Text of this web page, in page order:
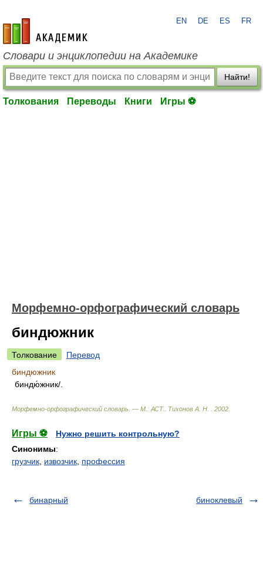
academic.ru
EN DE ES FR
Словари и энциклопедии на Академике
Найти!
Толкования Переводы Книги Игры ⚽
Морфемно-орфографический словарь
биндюжник
Толкование
Перевод
биндюжник
биндю́жник/.
Морфемно-орфографический словарь. — М.: АСТ. Тихонов А. Н. 2002
Игры ⚽
Нужно решить контрольную?
Синонимы:
грузчик извозчик профессия
бинарный биноклевый